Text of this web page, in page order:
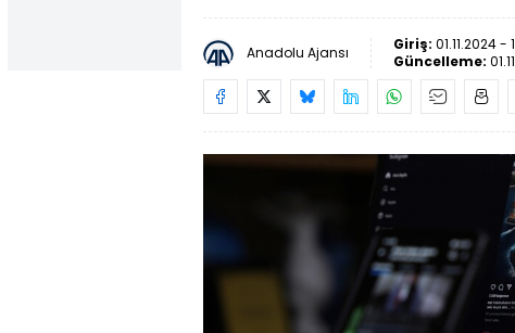
Anadolu Ajansı Giriş: 01.11.2024 -
Güncelleme: